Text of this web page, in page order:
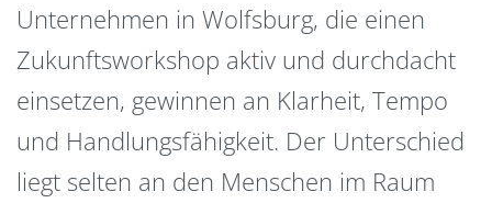
Unternehmen in Wolfsburg, die einen
Zukunftsworkshop aktiv und durchdacht
einsetzen, gewinnen an Klarheit, Tempo
und Handlungsfähigkeit. Der Unterschied
liegt selten an den Menschen im Raum